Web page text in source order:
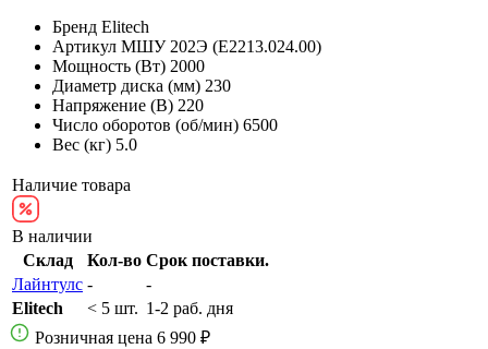
Бренд Elitech
Артикул МШУ 202Э (E2213.024.00)
Мощность (Вт) 2000
Диаметр диска (мм) 230
Напряжение (В) 220
Число оборотов (об/мин) 6500
Вес (кг) 5.0
Наличие товара
В наличии
Склад
Кол-во Срок поставки.
Лайнтулс -
-
Elitech
< 5 шт. 1-2 раб. дня
Розничная цена 6 990 ₽